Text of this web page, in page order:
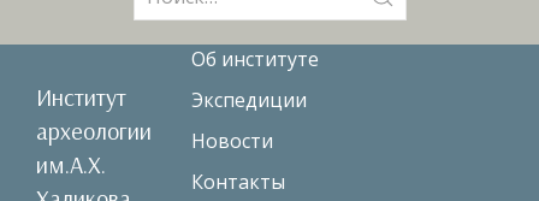
Институт
археологии
им.А.Х.
Об институте
Экспедиции
Новости
Контакты